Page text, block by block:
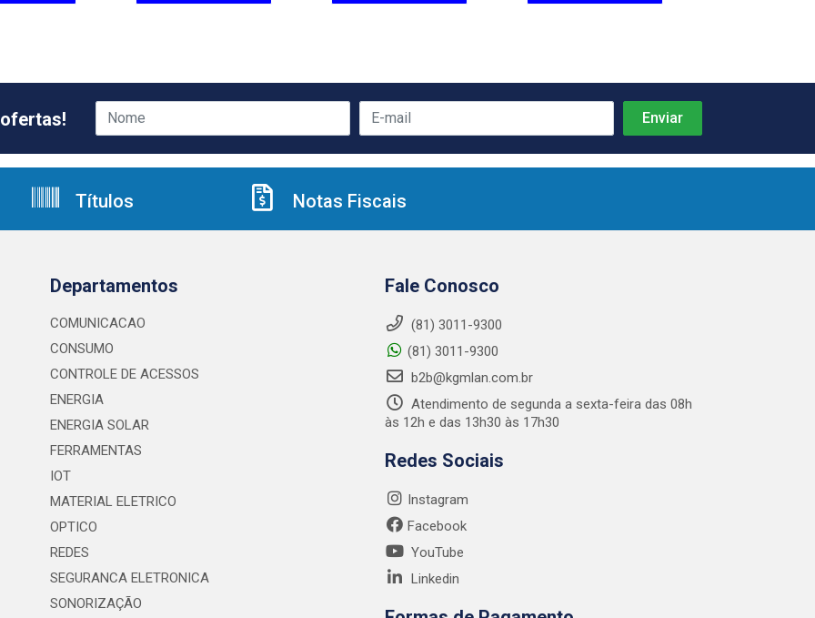
Títulos Notas Fiscais
Departamentos
COMUNICACAO
CONSUMO
CONTROLE DE ACESSOS
ENERGIA
ENERGIA SOLAR
FERRAMENTAS
IOT
MATERIAL ELETRICO
OPTICO
REDES
SEGURANCA ELETRONICA
SONORIZAÇÃO
Fale Conosco
(81) 3011-9300
(81) 3011-9300
b2b@kgmlan.com.br
Atendimento de segunda a sexta-feira das 08h
às 12h e das 13h30 às 17h30
Redes Sociais
Instagram
Facebook
YouTube
Linkedin